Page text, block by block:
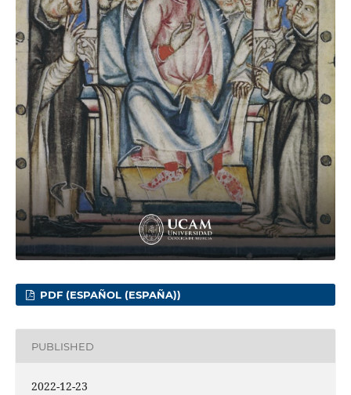
PDF (ESPAÑOL (ESPAÑA))
PUBLISHED
2022-12-23